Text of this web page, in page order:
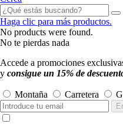
Haga clic para más productos.
No products were found.
No te pierdas nada
Accede a promociones
y consigue un 15% de
Montaña Carretera